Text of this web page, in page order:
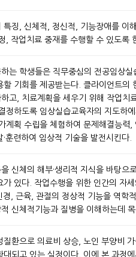
특징, 신체적, 정신적, 기능장애를 이
, 작업치료 중재를 수행할 수 있도록
는 학생들은 직무중심의 전공임상
할 기회를 제공받는다. 클라이언트의
고, 치료계획을 세우기 위해 작업치
정하도록 임상실습교육자의 지도하
계획 수립을 체험하여 문제해결능력,
훈련하여 임상적 기술을 발전시킨다.
신체의 해부·생리적 지식을 바탕으
가 있다. 작업수행을 위한 인간의 자
, 근육, 관절의 정상적 기능을 역학
신체적기능과 질병을 이해하는데 목
질환으로 의료비 상승, 노인 부양비
대되고 있는 실정이다. 이에 본 과정